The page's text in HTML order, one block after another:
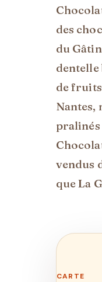
des
du
dentelle
de fruits
Nantes,
vendus
que La
CARTE